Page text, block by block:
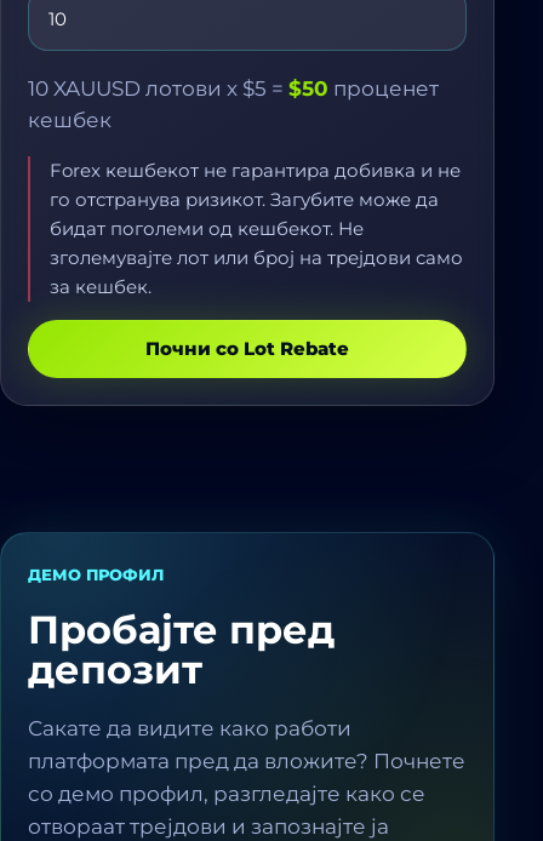
10 XAUUSD лотови x $5 = $50 проценет
кешбек
Forex кешбекот не гарантира добивка и не
го отстранува ризикот. Загубите може да
бидат поголеми од кешбекот. Не
зголемувајте лот или број на трејдови само
за кешбек.
Почни со Lot Rebate
ДЕМО ПРОФИЛ
Пробајте пред
депозит
Сакате да видите како работи
платформата пред да вложите? Почнете
со демо профил, разгледајте како се
отвораат трејдови и запознајте ја